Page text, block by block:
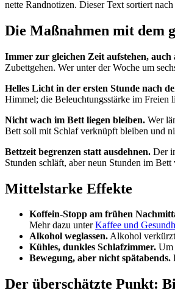
nette Randnotizen. Dieser Text sortiert
Die Maßnahmen mit dem
Immer zur gleichen Zeit aufstehen, auch
Zubettgehen. Wer unter der Woche um
Helles Licht in der ersten Stunde nach
Himmel; die Beleuchtungsstärke im Freien
Nicht wach im Bett liegen bleiben. Wer
Bett soll mit Schlaf verknüpft bleiben und
Bettzeit begrenzen statt ausdehnen. Der
Stunden schläft, aber neun Stunden im
Mittelstarke Effekte
Koffein-Stopp am frühen
Mehr dazu unterKaffee und
Alkohol weglassen.Alkohol verkürzt
Kühles, dunkles Schlafzimmer. Um
Bewegung, aber nicht spätabends.
Der überschätzte Punkt: